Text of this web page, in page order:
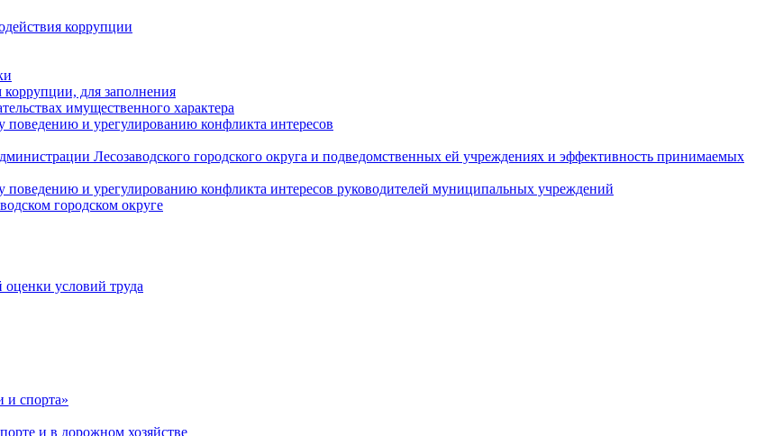
коррупции
для заполнения
имущественного характера
и урегулированию конфликта интересов
Лесозаводского городского округа и подведомственных ей учреждениях и эффективность принимаемых
и урегулированию конфликта интересов руководителей муниципальных учреждений
городском округе
оценки условий труда
спорта»
и в дорожном хозяйстве